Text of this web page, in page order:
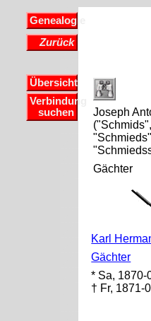
Genealogie
Zurück
Übersicht
Verbindung
suchen
Joseph
("Schmids",
Gächter
Karl
Gächter
* Sa, 1870-
† Fr, 1871-